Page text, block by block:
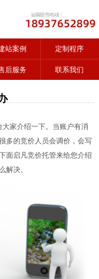
站案例 定制程序
后服务 联系我们
家介绍一下。当账户有消
多的竞价人员会调价，会写
面启凡竞价托管来给您介绍
解决。